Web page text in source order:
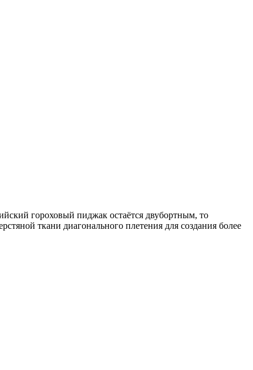
гороховый пиджак остаётся двубортным, то
ткани диагонального плетения для создания более